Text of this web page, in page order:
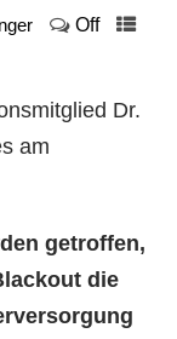
Off
Dr.
am
getroffen,
die